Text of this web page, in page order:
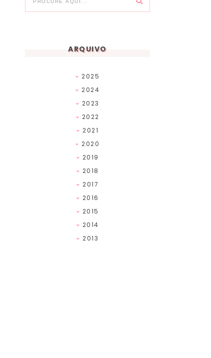
ARQUIVO
2025
2024
2023
2022
2021
2020
2019
2018
2017
2016
2015
2014
2013